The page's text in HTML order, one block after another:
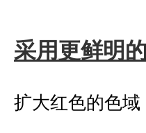
采用更鲜明
扩大红色的色